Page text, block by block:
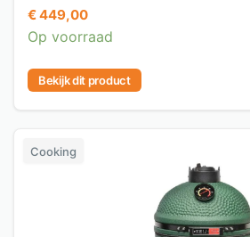
€449,00
Op voorraad
Bekijk dit product
Cooking